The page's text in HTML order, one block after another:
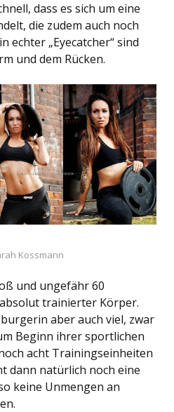
dass es sich um eine
die zudem auch noch
echter „Eyecatcher“ sind
und dem Rücken.
Kossmann
und ungefähr 60
trainierter Körper.
aber auch viel, zwar
Beginn ihrer sportlichen
acht Trainingseinheiten
dann natürlich noch eine
keine Unmengen an